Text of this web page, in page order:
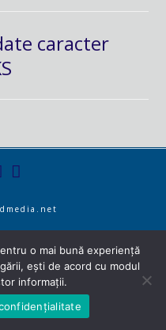
caracter
o mai bună experiență
ești de acord cu modul
informații.